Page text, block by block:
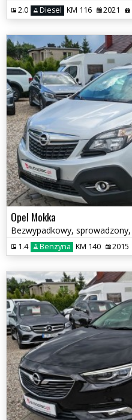
2.0 Diesel KM 116 2021
Opel Mokka
1.4 Benzyna KM 140 2015